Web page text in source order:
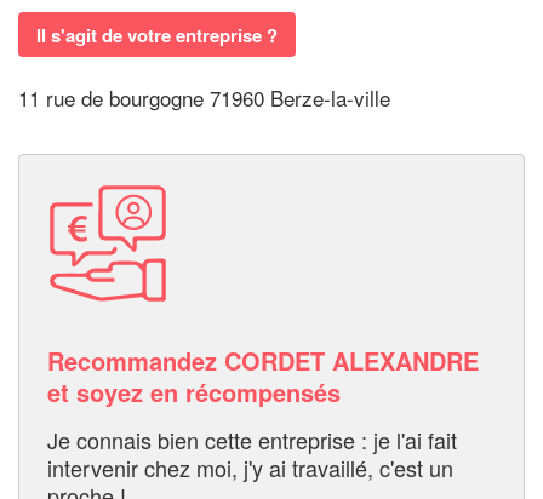
Il s'agit de votre entreprise ?
11 rue de bourgogne 71960 Berze-la-ville
Recommandez CORDET ALEXANDRE
et soyez en récompensés
Je connais bien cette entreprise : je l'ai fait
intervenir chez moi, j'y ai travaillé, c'est un